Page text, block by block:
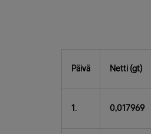
Päivä Netti (gt)
1. 0,017969